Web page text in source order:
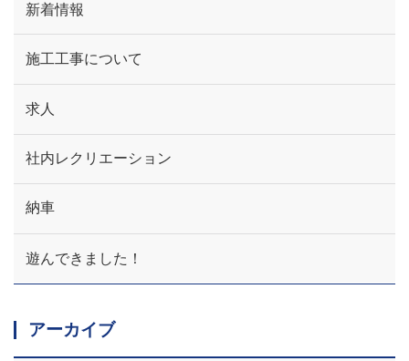
新着情報
施工工事について
求人
社内レクリエーション
納車
遊んできました！
アーカイブ